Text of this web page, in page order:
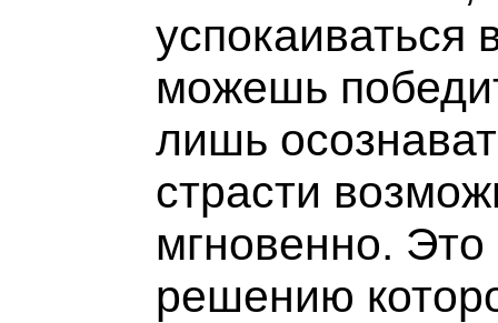
успокаиваться
можешь
лишь
страсти
мгновенно.
решению